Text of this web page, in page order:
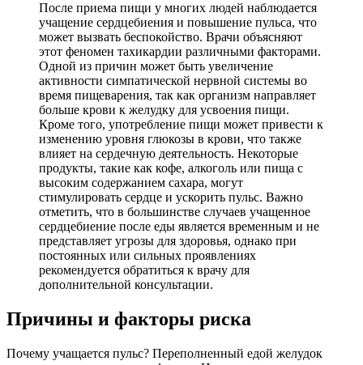
После приема пищи у многих людей наблюдается
учащение сердцебиения и повышение пульса, что
может вызвать беспокойство. Врачи объясняют
этот феномен тахикардии различными факторами.
Одной из причин может быть увеличение
активности симпатической нервной системы во
время пищеварения, так как организм направляет
больше крови к желудку для усвоения пищи.
Кроме того, употребление пищи может привести к
изменению уровня глюкозы в крови, что также
влияет на сердечную деятельность. Некоторые
продукты, такие как кофе, алкоголь или пища с
высоким содержанием сахара, могут
стимулировать сердце и ускорить пульс. Важно
отметить, что в большинстве случаев учащенное
сердцебиение после еды является временным и не
представляет угрозы для здоровья, однако при
постоянных или сильных проявлениях
рекомендуется обратиться к врачу для
дополнительной консультации.
Причины и факторы риска
Почему учащается пульс? Переполненный едой желудок